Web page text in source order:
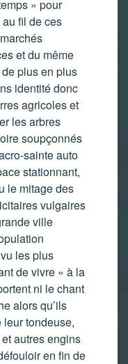
» pour
fil de ces
et du même
plus en plus
identité donc
agricoles et
les arbres
soupçonnés
sainte auto
stationnant,
le mitage des
vulgaires
ville
les plus
de vivre « à la
ni le chant
alors qu’ils
tondeuse,
autres engins
en fin de